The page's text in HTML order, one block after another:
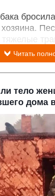
Читать
тело
дома